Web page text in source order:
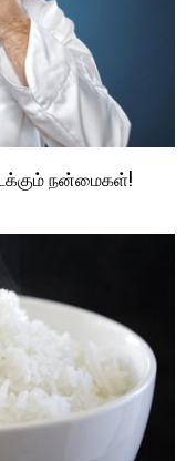
நன்மைகள்!